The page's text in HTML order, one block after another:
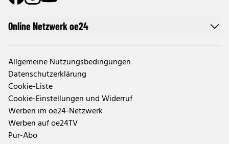
Online Netzwerk oe24
Allgemeine Nutzungsbedingungen
Datenschutzerklärung
Cookie-Liste
Cookie-Einstellungen und Widerruf
Werben im oe24-Netzwerk
Werben auf oe24TV
Pur-Abo